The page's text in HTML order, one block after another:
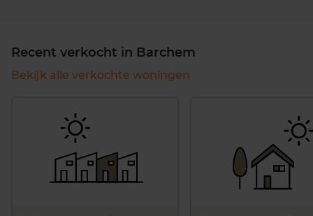
Recent verkocht in Barchem
Bekijk alle verkochte woningen